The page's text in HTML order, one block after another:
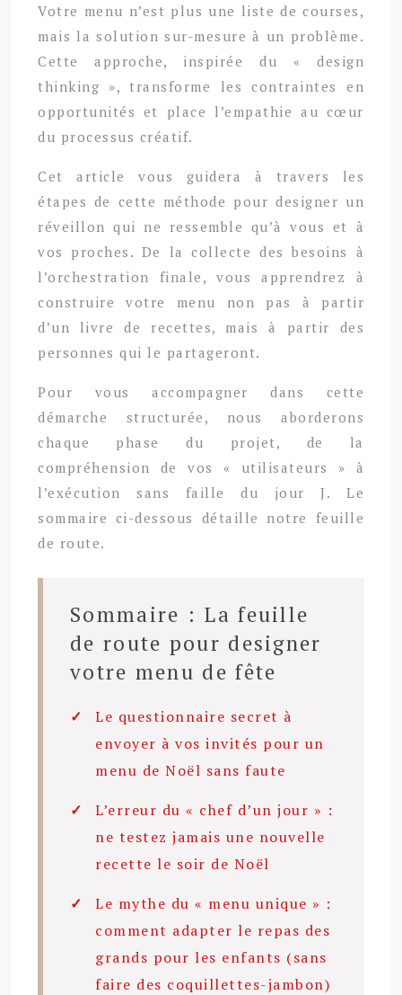
Votre menu n’est plus une liste de courses,
mais la solution sur-mesure à un problème.
Cette approche, inspirée du « design
thinking », transforme les contraintes en
opportunités et place l’empathie au cœur
du processus créatif.
Cet article vous guidera à travers les
étapes de cette méthode pour designer un
réveillon qui ne ressemble qu’à vous et à
vos proches. De la collecte des besoins à
l’orchestration finale, vous apprendrez à
construire votre menu non pas à partir
d’un livre de recettes, mais à partir des
personnes qui le partageront.
Pour vous accompagner dans cette
démarche structurée, nous aborderons
chaque phase du projet, de la
compréhension de vos « utilisateurs » à
l’exécution sans faille du jour J. Le
sommaire ci-dessous détaille notre feuille
de route.
Sommaire : La feuille
de route pour designer
votre menu de fête
Le questionnaire secret à
envoyer à vos invités pour un
menu de Noël sans faute
L’erreur du « chef d’un jour » :
ne testez jamais une nouvelle
recette le soir de Noël
Le mythe du « menu unique » :
comment adapter le repas des
grands pour les enfants (sans
faire des coquillettes-jambon)